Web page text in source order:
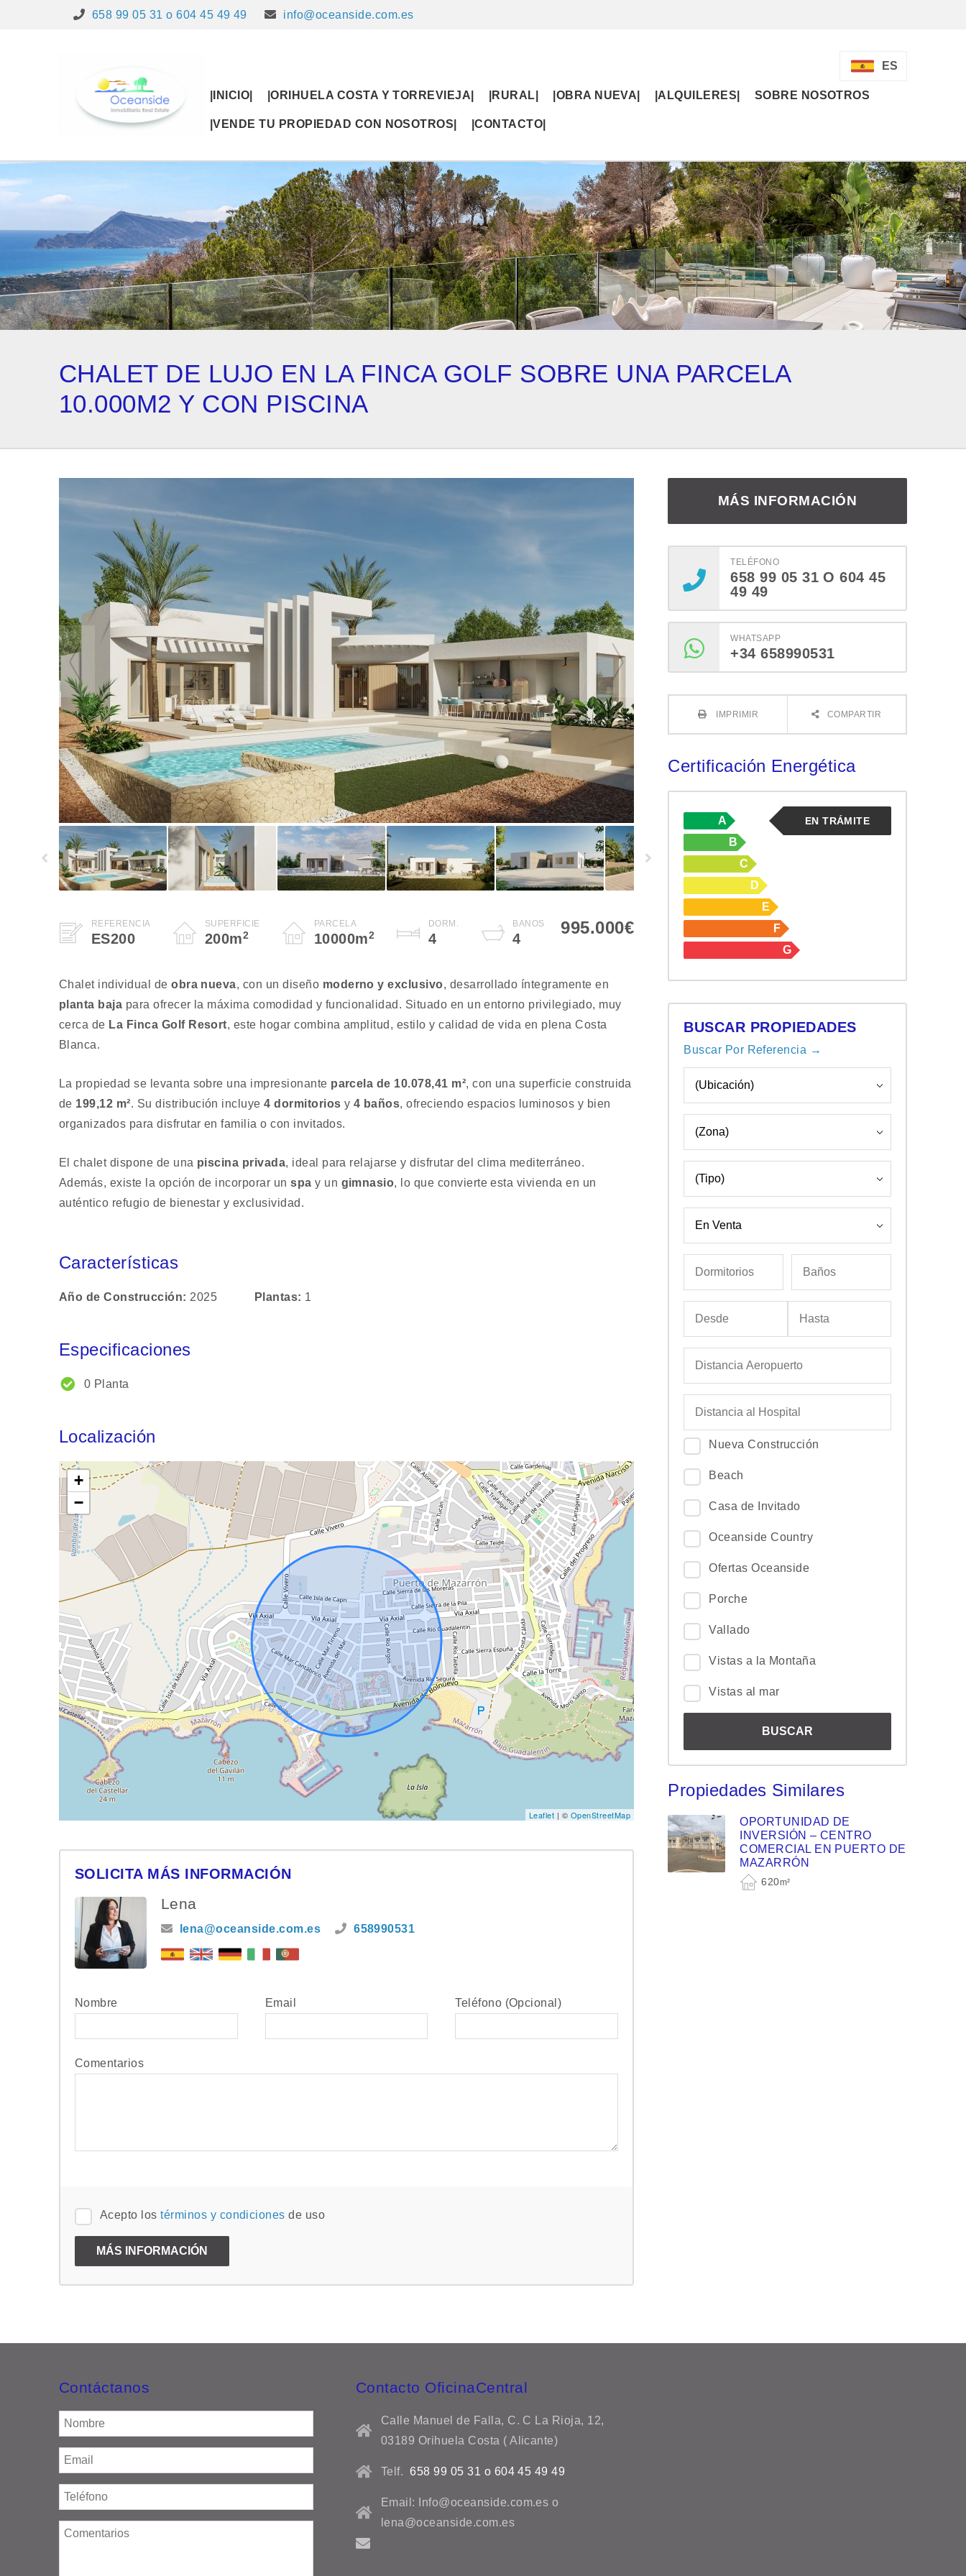
658 99 05 31 o 604 45 49 49 info@oceanside.com.es
ES
|INICIO| |ORIHUELA COSTA Y TORREVIEJA| |RURAL| |OBRA NUEVA| |ALQUILERES| SOBRE NOSOTROS
|VENDE TU PROPIEDAD CON NOSOTROS| |CONTACTO|
CHALET DE LUJO EN LA FINCA GOLF SOBRE UNA PARCELA
10.000M2 Y CON PISCINA
995.000€
REFERENCIA
ES200
SUPERFICIE
200m2
PARCELA
10000m2
DORM.
4
BAÑOS
4
Chalet individual deobra nueva, con un diseño moderno y exclusivo, desarrollado íntegramente en
planta baja para ofrecer la máxima comodidad y funcionalidad. Situado en un entorno privilegiado, muy
cerca de La Finca Golf Resort, este hogar combina amplitud, estilo y calidad de vida en plena Costa
Blanca.
La propiedad se levanta sobre una impresionante parcela de 10.078,41 m², con una superficie construida
de 199,12 m². Su distribución incluye4 dormitorios y 4 baños, ofreciendo espacios luminosos y bien
organizados para disfrutar en familia o con invitados.
El chalet dispone de una piscina privada, ideal para relajarse y disfrutar del clima mediterráneo.
Además, existe la opción de incorporar unspa y un gimnasio, lo que convierte esta vivienda en un
auténtico refugio de bienestar y exclusividad.
Características
Año de Construcción 2025 Plantas 1
Especificaciones
0 Planta
Localización
+
−
Leaflet | © OpenStreetMap
SOLICITA MÁS INFORMACIÓN
Lena
lena@oceanside.com.es 658990531
Nombre Email Teléfono (Opcional)
Comentarios
Acepto lostérminos y condiciones de uso
MÁS INFORMACIÓN
TELÉFONO
658 99 05 31 O 604 45
49 49
WHATSAPP
+34 658990531
IMPRIMIR COMPARTIR
Certificación Energética
EN TRÁMITE
A
B
C
D
E
F
G
BUSCAR PROPIEDADES
Buscar Por Referencia →
Nueva Construcción
Beach
Casa de Invitado
Oceanside Country
Ofertas Oceanside
Porche
Vallado
Vistas a la Montaña
Vistas al mar
Propiedades Similares
OPORTUNIDAD DE
INVERSIÓN – CENTRO
COMERCIAL EN PUERTO DE
MAZARRÓN
620m²
Contáctanos Contacto OficinaCentral
Calle Manuel de Falla, C. C La Rioja, 12,
03189 Orihuela Costa ( Alicante)
Telf. 658 99 05 31 o 604 45 49 49
Email: Info@oceanside.com.es o
lena@oceanside.com.es